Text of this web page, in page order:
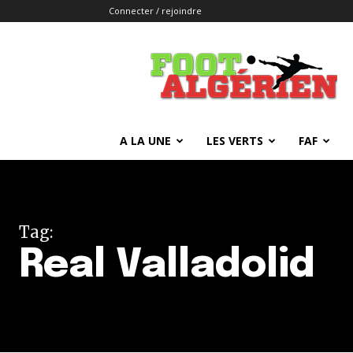
Connecter / rejoindre
FOOTALGERIEN
A LA UNE LES VERTS FAF
Tag:
Real Valladolid